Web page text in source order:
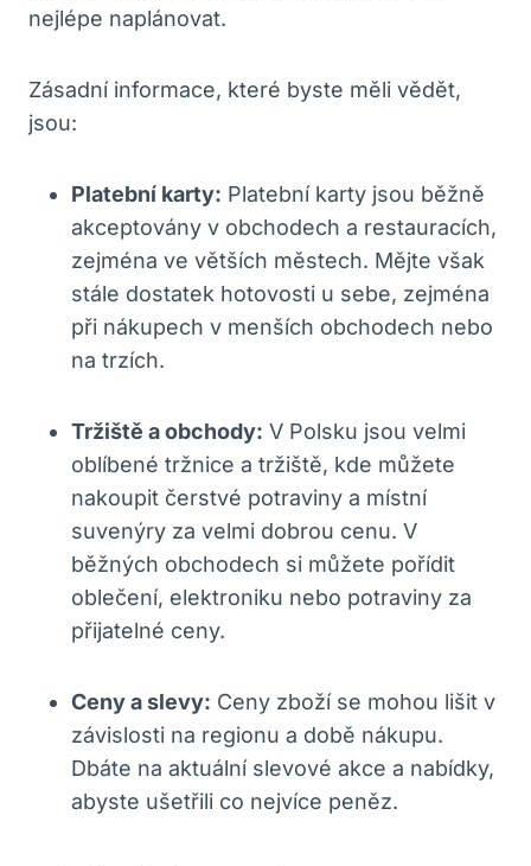
nejlépe naplánovat.
Zásadní informace, které byste měli vědět,
jsou:
Platební karty: Platební karty jsou běžně
akceptovány v obchodech a restauracích,
zejména ve větších městech. Mějte však
stále dostatek hotovosti u sebe, zejména
při nákupech v menších obchodech nebo
na trzích.
Tržiště a obchody: V Polsku jsou velmi
oblíbené tržnice a tržiště, kde můžete
nakoupit čerstvé potraviny a místní
suvenýry za velmi dobrou cenu. V
běžných obchodech si můžete pořídit
oblečení, elektroniku nebo potraviny za
přijatelné ceny.
Ceny a slevy: Ceny zboží se mohou lišit v
závislosti na regionu a době nákupu.
Dbáte na aktuální slevové akce a nabídky,
abyste ušetřili co nejvíce peněz.